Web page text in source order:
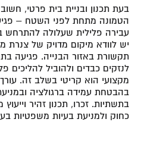
בעת תכנון ובניית בית פרטי,
הטמונה מתחת לפני השטח –
עבירה פלילית שעלולה להתרחש
יש לוודא מיקום מדויק של צנרת
תקשורת באזור הבנייה. פגיעה
לנזקים כבדים ולהוביל להליכים
מקצועי הוא קריטי בשלב זה. עורך
בהבטחת עמידה ברגולציה
בתשתיות. זכרו, תכנון זהיר
כחוק ולמניעת בעיות משפטיות